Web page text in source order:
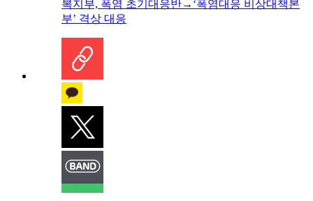
복지부, 폭염 초기대응반→‘폭염대응 비상대책본
부’ 격상 대응